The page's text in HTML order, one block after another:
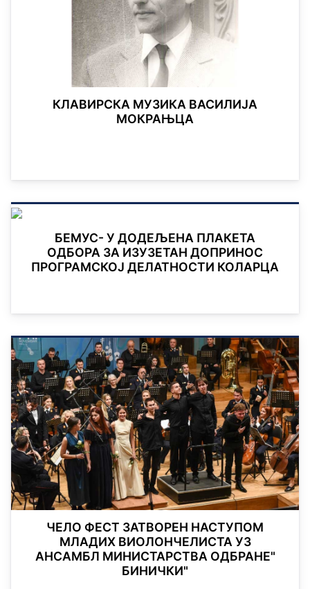
КЛАВИРСКА МУЗИКА ВАСИЛИЈА
МОКРАЊЦА
БЕМУС- У ДОДЕЉЕНА ПЛАКЕТА
ОДБОРА ЗА ИЗУЗЕТАН ДОПРИНОС
ПРОГРАМСКОЈ ДЕЛАТНОСТИ КОЛАРЦА
ЧЕЛО ФЕСТ ЗАТВОРЕН НАСТУПОМ
МЛАДИХ ВИОЛОНЧЕЛИСТА УЗ
АНСАМБЛ МИНИСТАРСТВА ОДБРАНЕ"
БИНИЧКИ"